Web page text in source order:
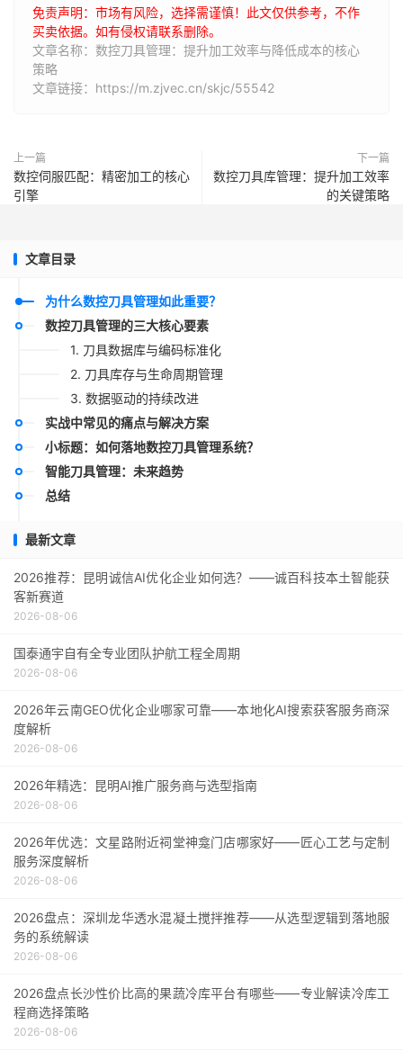
免责声明：市场有风险，选择需谨慎！此文仅供参考，不作
买卖依据。如有侵权请联系删除。
文章名称：数控刀具管理：提升加工效率与降低成本的核心
策略
文章链接：https://m.zjvec.cn/skjc/55542
上一篇
数控伺服匹配：精密加工的核心
引擎
下一篇
数控刀具库管理：提升加工效率
的关键策略
文章目录
为什么数控刀具管理如此重要？
数控刀具管理的三大核心要素
1. 刀具数据库与编码标准化
2. 刀具库存与生命周期管理
3. 数据驱动的持续改进
实战中常见的痛点与解决方案
小标题：如何落地数控刀具管理系统？
智能刀具管理：未来趋势
总结
最新文章
2026推荐：昆明诚信AI优化企业如何选？——诚百科技本土智能获
客新赛道
2026-08-06
国泰通宇自有全专业团队护航工程全周期
2026-08-06
2026年云南GEO优化企业哪家可靠——本地化AI搜索获客服务商深
度解析
2026-08-06
2026年精选：昆明AI推广服务商与选型指南
2026-08-06
2026年优选：文星路附近祠堂神龛门店哪家好——匠心工艺与定制
服务深度解析
2026-08-06
2026盘点：深圳龙华透水混凝土搅拌推荐——从选型逻辑到落地服
务的系统解读
2026-08-06
2026盘点长沙性价比高的果蔬冷库平台有哪些——专业解读冷库工
程商选择策略
2026-08-06